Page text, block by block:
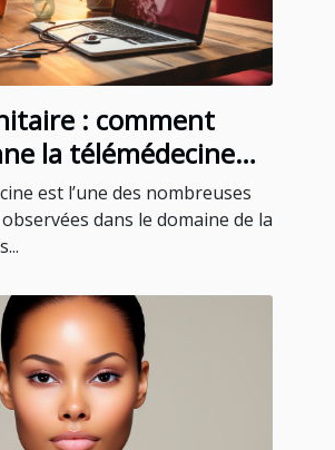
: comment
la télémédecine
vous médical
?
est l’une des nombreuses
dans le domaine de la